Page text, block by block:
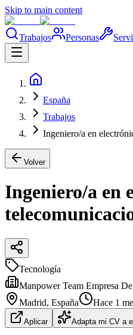
Skip to main content
Trabajos Personas
España
Trabajos
Ingeniero/a en
Volver
Ingeniero/a en
Tecnología
Manpower Team Empresa
Madrid, España Hace 1
Aplicar Adapta mi CV a